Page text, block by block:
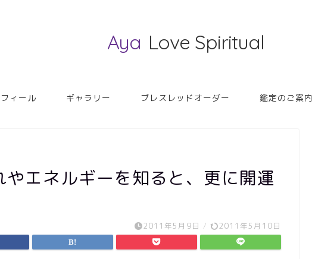
Aya Love Spiritual
ィール ギャラリー ブレスレッドオーダー 鑑定のご案内
やエネルギーを知ると、更に開運
2011年5月9日 / 2011年5月10日